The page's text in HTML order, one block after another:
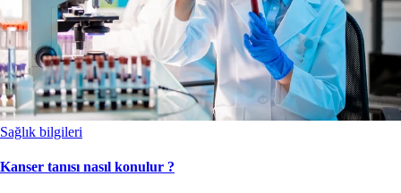
Sağlık bilgileri
Kanser tanısı nasıl konulur ?